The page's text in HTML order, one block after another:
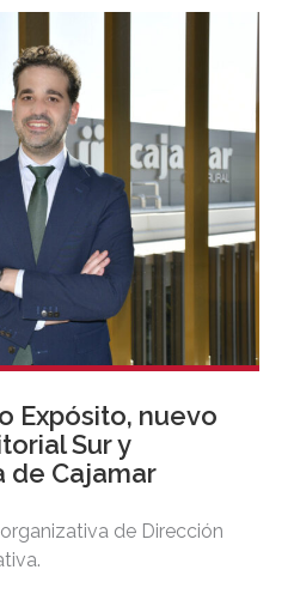
tanto públicos como
Expósito, nuevo
Sur y
de Cajamar
de Dirección